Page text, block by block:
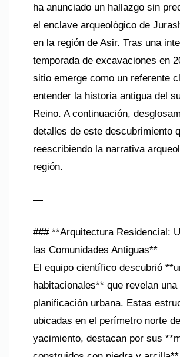
ha anunciado un hallazgo sin
el enclave arqueológico de
en la región de Asir. Tras una
temporada de excavaciones en
sitio emerge como un referente
entender la historia antigua del
Reino. A continuación,
detalles de este descubrimiento
reescribiendo la narrativa
región.
—
### **Arquitectura Residencial:
las Comunidades Antiguas**
El equipo científico descubrió
habitacionales** que revelan
planificación urbana. Estas
ubicadas en el perímetro norte
yacimiento, destacan por sus